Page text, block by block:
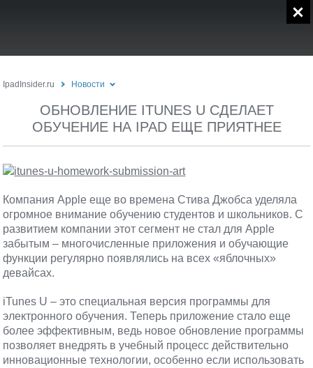
IpadInsider.ru Новости
ОБНОВЛЕНИЕ ITUNES U СДЕЛАЕТ
ОБУЧЕНИЕ НА IPAD ЕЩЕ ПРИЯТНЕЕ
Компания Apple еще во времена Стива Джобса уделяла
огромное внимание обучению студентов и школьников. С
развитием компании этот сегмент не стал для Apple
забытым – многочисленные приложения и обучающие
функции регулярно появлялись на всех «яблочных»
девайсах.
iTunes U – это специальная версия программы для
электронного обучения. Теперь приложение стало еще
более эффективным, ведь новое обновление программы
позволяет внедрять в учебный процесс действительно
инновационные технологии, особенно если использовать